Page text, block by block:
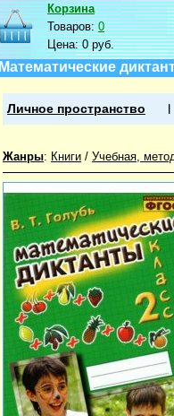
Корзина
Товаров:0
Цена:0 руб.
Математические
Личное пространство
Жанры: Книги / Учебная,